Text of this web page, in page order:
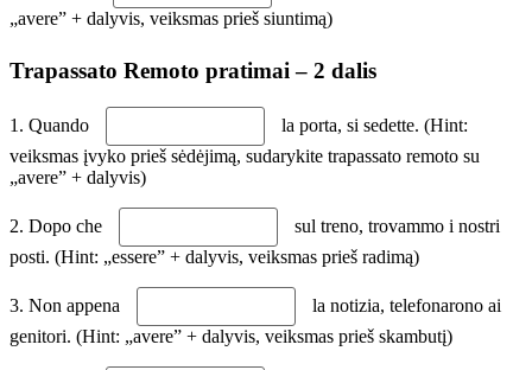
„avere” + dalyvis, veiksmas prieš siuntimą)
Trapassato Remoto pratimai – 2 dalis
1. Quando
la porta, si sedette. (Hint:
veiksmas įvyko prieš sėdėjimą, sudarykite trapassato remoto su
„avere” + dalyvis)
2. Dopo che
sul treno, trovammo i nostri
posti. (Hint: „essere” + dalyvis, veiksmas prieš radimą)
3. Non appena
la notizia, telefonarono ai
genitori. (Hint: „avere” + dalyvis, veiksmas prieš skambutį)